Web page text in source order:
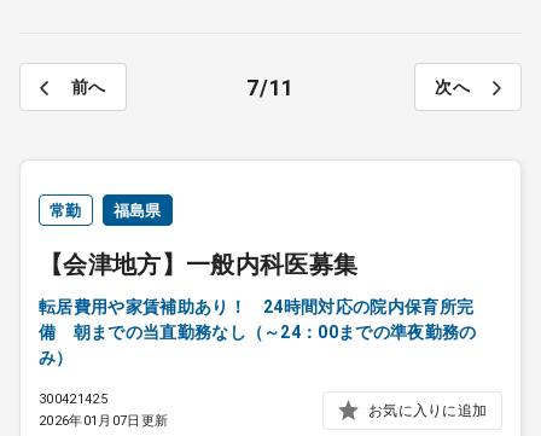
お問合せ
前へ 7 11 次へ
常勤 福島県
【会津地方】一般内科医募集
転居費用や家賃補助あり！ 24時間対応の院内保育所完
備 朝までの当直勤務なし（～24：00までの準夜勤務の
み）
300421425
2026年01月07日更新
お気に入りに追加